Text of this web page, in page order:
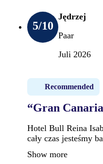
5/10
Jędrzej
Paar
Juli 2026
Recommended
“Gran
Hotel Bull Reina
cały czas jesteśmy
Show more